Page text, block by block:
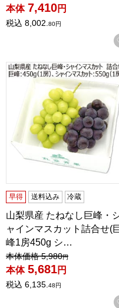
本体 7,410円
税込 8,002.80円
山梨県産 たねなし巨峰・
早得 送料込み 冷蔵
山梨県産 たねなし巨峰・
ャインマスカット詰合せ(
峰1房450g シ…
値引き前の価格：
本体価格 5,980円
本体 5,681円
税込 6,135.48円